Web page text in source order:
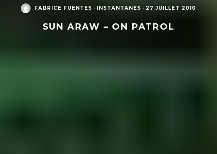
FABRICE FUENTES · INSTANTANÉS · 27 JUILLET 2010
SUN ARAW – ON PATROL